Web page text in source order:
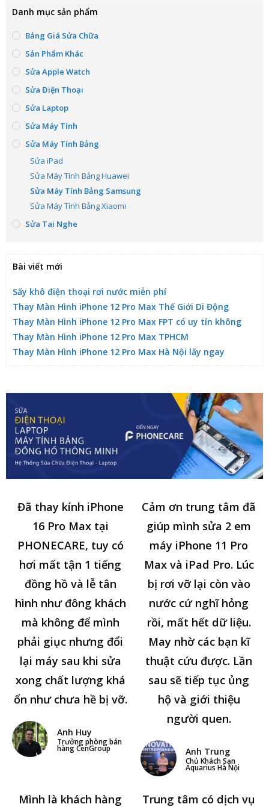
Danh mục sản phẩm
Bảng Giá Sửa Chữa
Sản Phẩm Khác
Sửa Apple Watch
Sửa Điện Thoại
Sửa Laptop
Sửa Máy Tính
Sửa Máy Tính Bảng
Sửa iPad
Sửa Máy Tính Bảng Huawei
Sửa Máy Tính Bảng Samsung
Sửa Máy Tính Bảng Xiaomi
Sửa Tai Nghe
Bài viết mới
Sấy khô điện thoại rơi nước miễn phí
Thay Màn Hình iPhone 12 Pro Max Thế Giới Di Động
Thay Màn Hình iPhone 12 Pro Max FPT có uy tín không
Thay Màn Hình iPhone 12 Pro Max TPHCM
Thay Màn Hình iPhone 12 Pro Max Hà Nội lấy ngay
Đã thay kính iPhone
16 Pro Max tại
PHONECARE, tuy có
hơi mất tận 1 tiếng
đồng hồ và lễ tân
hình như đông khách
mà không để mình
phải giục nhưng đổi
lại máy sau khi sửa
xong chất lượng khá
ổn như chưa hề bị vỡ.
Anh Huy
Trưởng phòng bán
hàng CenGroup
Cảm ơn trung tâm đã
giúp mình sửa 2 em
máy iPhone 11 Pro
Max và iPad Pro. Lúc
bị rơi vỡ lại còn vào
nước cứ nghĩ hỏng
rồi, mất hết dữ liệu.
May nhờ các bạn kĩ
thuật cứu được. Lần
sau sẽ tiếp tục ủng
hộ và giới thiệu
người quen.
Anh Trung
Chủ Khách Sạn
Aquarius Hà Nội
Mình là khách hàng
Trung tâm có dịch vụ